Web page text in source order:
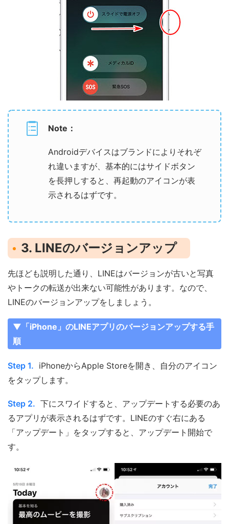
Note：
Androidデバイスはブランドによりそれぞ
れ違いますが、基本的にはサイドボタン
を長押しすると、再起動のアイコンが表
示されるはずです。
3. LINEのバージョンアップ
先ほども説明した通り、LINEはバージョンが古いと写真
やトークの転送が出来ない可能性があります。なので、
LINEのバージョンアップをしましょう。
▼「iPhone」のLINEアプリのバージョンアップする手
順
Step 1. iPhoneからApple Storeを開き、自分のアイコン
をタップします。
Step 2. 下にスワイドすると、アップデートする必要のあ
るアプリが表示されるはずです。LINEのすぐ右にある
「アップデート」をタップすると、アップデート開始で
す。